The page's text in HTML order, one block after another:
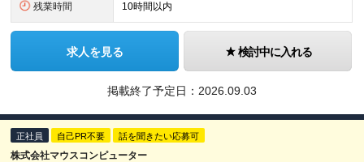
残業時間 10時間以内
求人を見る 検討中に入れる
掲載終了予定日： 2026.09.03
正社員 自己PR不要 話を聞きたい応募可
株式会社マウスコンピューター